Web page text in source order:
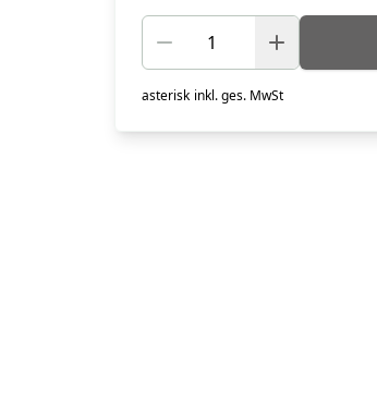
asterisk inkl. ges. MwSt